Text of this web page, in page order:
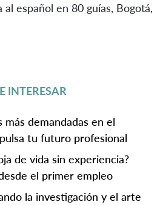
al español en 80 guías, Bogotá,
INTERESAR
más demandadas en el
tu futuro profesional
de vida sin experiencia?
el primer empleo
la investigación y el arte